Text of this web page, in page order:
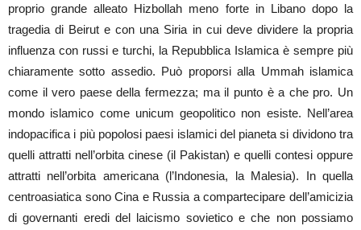
proprio grande alleato Hizbollah meno forte in Libano dopo la
tragedia di Beirut e con una Siria in cui deve dividere la propria
influenza con russi e turchi, la Repubblica Islamica è sempre più
chiaramente sotto assedio. Può proporsi alla Ummah islamica
come il vero paese della fermezza; ma il punto è a che pro. Un
mondo islamico come unicum geopolitico non esiste. Nell’area
indopacifica i più popolosi paesi islamici del pianeta si dividono tra
quelli attratti nell’orbita cinese (il Pakistan) e quelli contesi oppure
attratti nell’orbita americana (l’Indonesia, la Malesia). In quella
centroasiatica sono Cina e Russia a compartecipare dell’amicizia
di governanti eredi del laicismo sovietico e che non possiamo